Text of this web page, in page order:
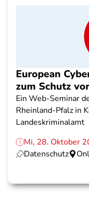
European
zum Schutz
Ein Web-Seminar
Rheinland-Pfalz in
Landeskriminalamt
Mi, 28. Oktober
Datenschutz